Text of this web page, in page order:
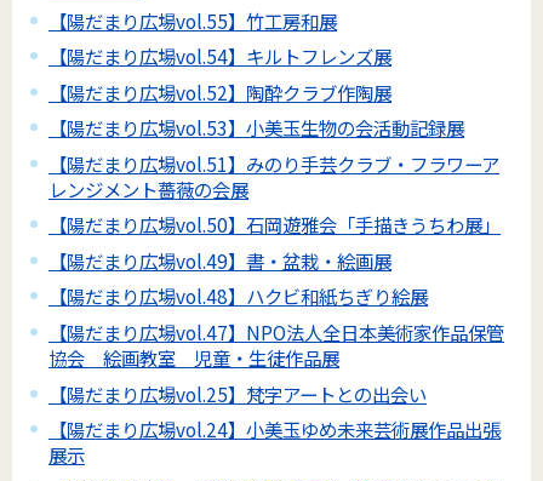
【陽だまり広場vol.55】竹工房和展
【陽だまり広場vol.54】キルトフレンズ展
【陽だまり広場vol.52】陶酔クラブ作陶展
【陽だまり広場vol.53】小美玉生物の会活動記録展
【陽だまり広場vol.51】みのり手芸クラブ・フラワーア
レンジメント薔薇の会展
【陽だまり広場vol.50】石岡遊雅会「手描きうちわ展」
【陽だまり広場vol.49】書・盆栽・絵画展
【陽だまり広場vol.48】ハクビ和紙ちぎり絵展
【陽だまり広場vol.47】NPO法人全日本美術家作品保管
協会 絵画教室 児童・生徒作品展
【陽だまり広場vol.25】梵字アートとの出会い
【陽だまり広場vol.24】小美玉ゆめ未来芸術展作品出張
展示